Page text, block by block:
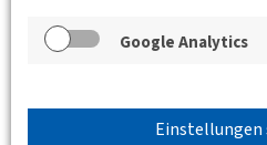
Google Analytics
Einstellungen